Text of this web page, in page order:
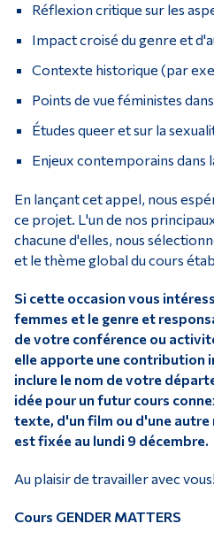
Réflexion critique sur les
Impact croisé du genre et
Contexte historique (par
Points de vue féministes
Études queer et sur la
Enjeux contemporains dans
En lançant cet appel, nous
ce projet. L'un de nos
chacune d'elles, nous
et le thème global du cours
Si cette occasion vous
femmes et le genre et
de votre conférence ou
elle apporte une contribution
inclure le nom de votre
idée pour un futur cours
texte, d'un film ou d'une autre
est fixée au lundi 9 décembre.
Au plaisir de travailler avec vous!
Cours GENDER MATTERS